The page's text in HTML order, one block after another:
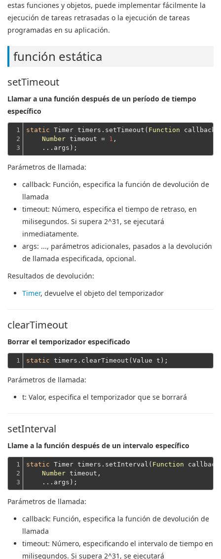
estas funciones y objetos, puede implementar fácilmente la
ejecución de tareas retrasadas o la ejecución de tareas
programadas en su aplicación.
función estática
setTimeout
Llamar a una función después de un período de tiempo
específico
1
2
3
static Timer timers.setTimeout( Function callback,
Number timeout = 1 ,
    ...args);
Parámetros de llamada:
callback: Función, especifica la función de devolución de
llamada
timeout: Número, especifica el tiempo de retraso, en
milisegundos. Si supera 2^31, se ejecutará
inmediatamente.
args: ..., parámetros adicionales, pasados ​​a la devolución
de llamada especificada, opcional.
Resultados de devolución:
Timer, devuelve el objeto del temporizador
clearTimeout
Borrar el temporizador especificado
1 static
Parámetros de llamada:
t: Valor, especifica el temporizador que se borrará
setInterval
Llame a la función después de un intervalo específico
1
2
3
static Timer timers.setInterval( Function
Number timeout,
    ...args);
Parámetros de llamada:
callback: Función, especifica la función de devolución de
llamada
timeout: Número, especificando el intervalo de tiempo en
milisegundos. Si supera 2^31, se ejecutará